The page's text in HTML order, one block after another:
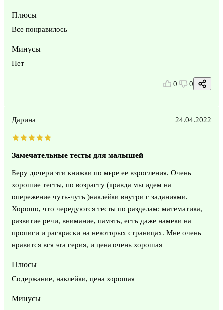
Плюсы
Все понравилось
Минусы
Нет
0 0
Дарина 24.04.2022
Замечательные тесты для малышей
Беру дочери эти книжки по мере ее взросления. Очень
хорошие тесты, по возрасту (правда мы идем на
опережение чуть-чуть )наклейки внутри с заданиями.
Хорошо, что чередуются тесты по разделам: математика,
развитие речи, внимание, память, есть даже намеки на
прописи и раскраски на некоторых страницах. Мне очень
нравится вся эта серия, и цена очень хорошая
Плюсы
Содержание, наклейки, цена хорошая
Минусы